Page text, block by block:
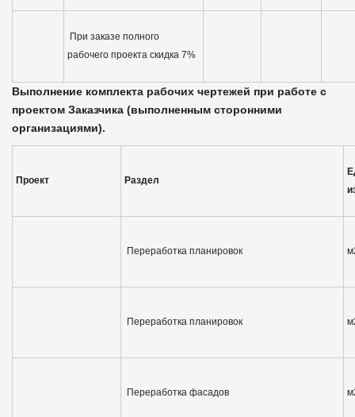
При заказе полного
рабочего проекта скидка 7%
Выполнение комплекта рабочих чертежей при работе с
проектом Заказчика (выполненным сторонними
организациями).
Проект Раздел
Переработка планировок
Переработка планировок
Переработка фасадов